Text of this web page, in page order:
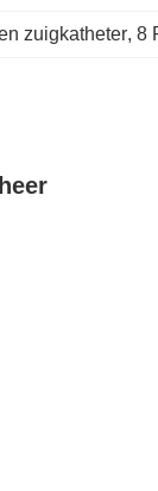
zuigkatheter, 8